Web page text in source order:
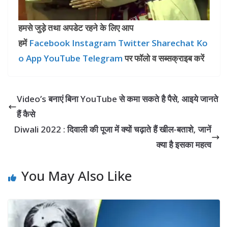
हमसे जुड़े तथा अपडेट रहने के लिए आप
हमें Facebook Instagram Twitter Sharechat Ko
o App YouTube Telegramपर फॉलो व सब्सक्राइब करें
Video’s बनाएं बिना YouTube से कमा सकते है पैसे, आइये जानते
हैं कैसे
Diwali 2022 : दिवाली की पूजा में क्‍यों चढ़ाते हैं खील-बताशे, जानें
क्या है इसका महत्व
You May Also Like